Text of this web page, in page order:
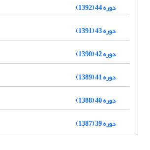
دوره 44 (1392)
دوره 43 (1391)
دوره 42 (1390)
دوره 41 (1389)
دوره 40 (1388)
دوره 39 (1387)